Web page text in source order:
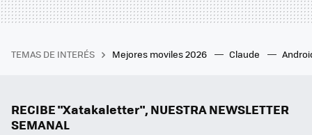
TEMAS DE INTERÉS Mejores moviles 2026 Claude
RECIBE "Xatakaletter", NUESTRA NEWSLETTER
SEMANAL